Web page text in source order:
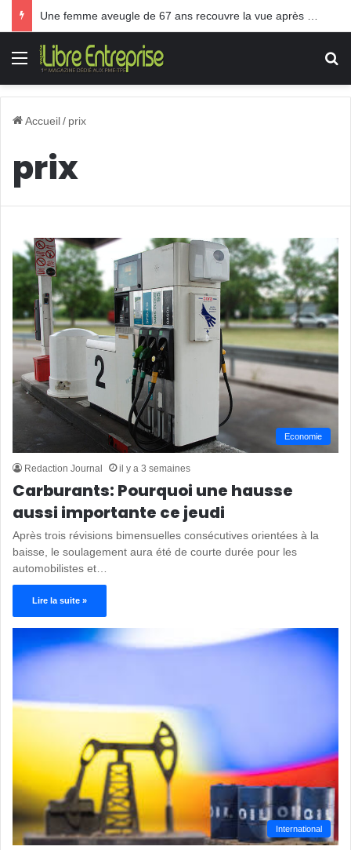
Menu
Accueil/ prix
prix
Economie
Redaction Journal il y a 3 semaines
Carburants: Pourquoi une hausse
aussi importante ce jeudi
Après trois révisions bimensuelles consécutives orientées à la
baisse, le soulagement aura été de courte durée pour les
automobilistes et…
Lire la suite »
International